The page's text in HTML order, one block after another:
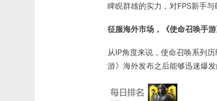
睥睨群雄的实力，对FPS新手
征服海外市场，《使命召唤手
从IP角度来说，使命召唤系列
游》海外发布之后能够迅速爆